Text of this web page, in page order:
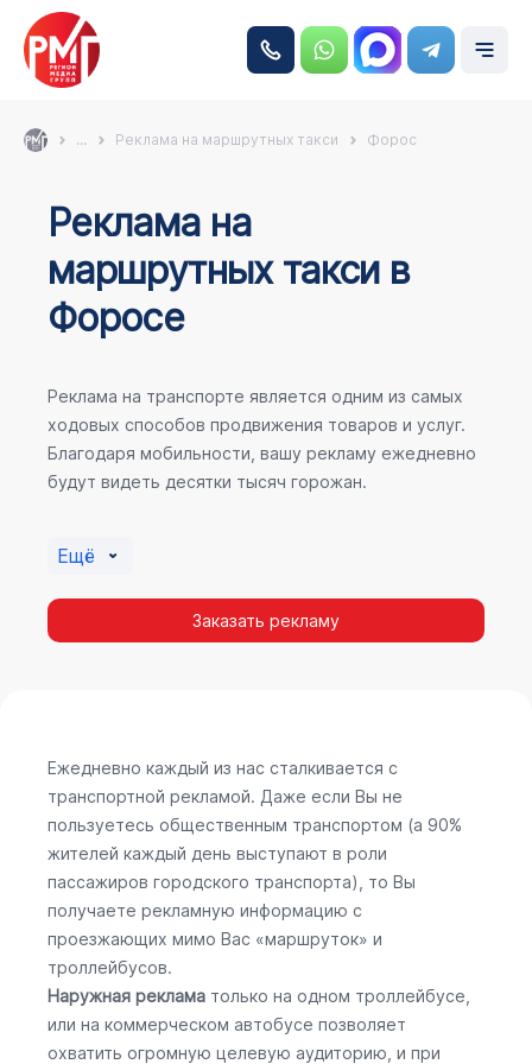
... Реклама на маршрутных такси Форос
Реклама на
маршрутных такси в
Форосе
Реклама на транспорте является одним из самых
ходовых способов продвижения товаров и услуг.
Благодаря мобильности, вашу рекламу ежедневно
будут видеть десятки тысяч горожан.
Ещё
Заказать рекламу
Ежедневно каждый из нас сталкивается с
транспортной рекламой. Даже если Вы не
пользуетесь общественным транспортом (а 90%
жителей каждый день выступают в роли
пассажиров городского транспорта), то Вы
получаете рекламную информацию с
проезжающих мимо Вас «маршруток» и
троллейбусов.
Наружная реклама только на одном троллейбусе,
или на коммерческом автобусе позволяет
охватить огромную целевую аудиторию, и при